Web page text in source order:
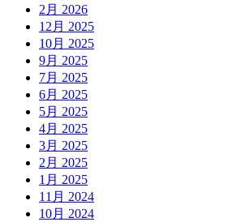
2月 2026
12月 2025
10月 2025
9月 2025
7月 2025
6月 2025
5月 2025
4月 2025
3月 2025
2月 2025
1月 2025
11月 2024
10月 2024